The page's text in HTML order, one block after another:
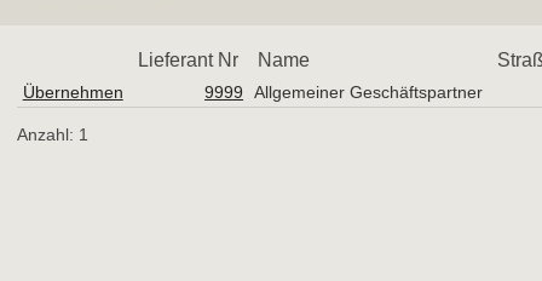
Lieferant Nr Name
Übernehmen 9999 Allgemeiner Geschäftspartner
Anzahl: 1